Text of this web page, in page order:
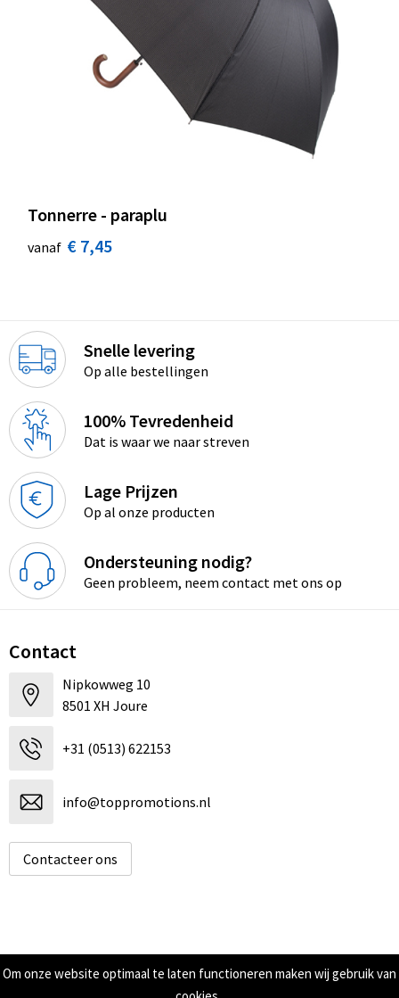
Tonnerre - paraplu
vanaf € 7,45
Snelle levering
Op alle bestellingen
100% Tevredenheid
Dat is waar we naar streven
Lage Prijzen
Op al onze producten
Ondersteuning nodig?
Geen probleem, neem contact met ons op
Contact
Nipkowweg 10
8501 XH Joure
+31 (0513) 622153
info@toppromotions.nl
Contacteer ons
Informatie
Om onze website optimaal te laten functioneren maken wij gebruik van